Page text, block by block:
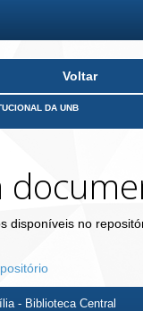
Voltar
DA UNB
disponíveis no
- Biblioteca Central